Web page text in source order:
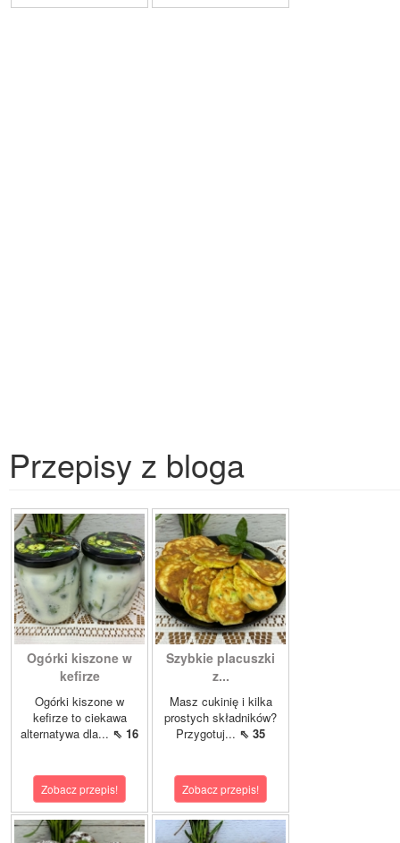
Przepisy z bloga
Ogórki kiszone w
kefirze
Ogórki kiszone w
kefirze to ciekawa
alternatywa dla... ⇖ 16
Zobacz przepis!
Szybkie placuszki
z...
Masz cukinię i kilka
prostych składników?
Przygotuj... ⇖ 35
Zobacz przepis!